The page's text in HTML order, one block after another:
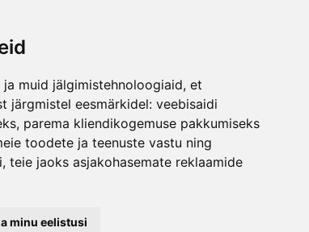
muid jälgimistehnoloogiaid, et
järgmistel eesmärkidel: veebisaidi
, parema kliendikogemuse pakkumiseks
toodete ja teenuste vastu ning
, teie jaoks asjakohasemate reklaamide
minu eelistusi